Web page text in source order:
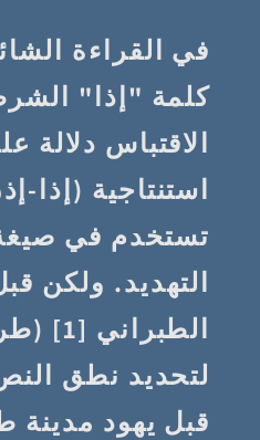
في القراءة
كلمة "إذا"
الاقتباس دلالة
استنتاجية (إذا-
تستخدم في صيغة
التهديد. ولكن
لتحديد نطق
قبل يهود مدينة